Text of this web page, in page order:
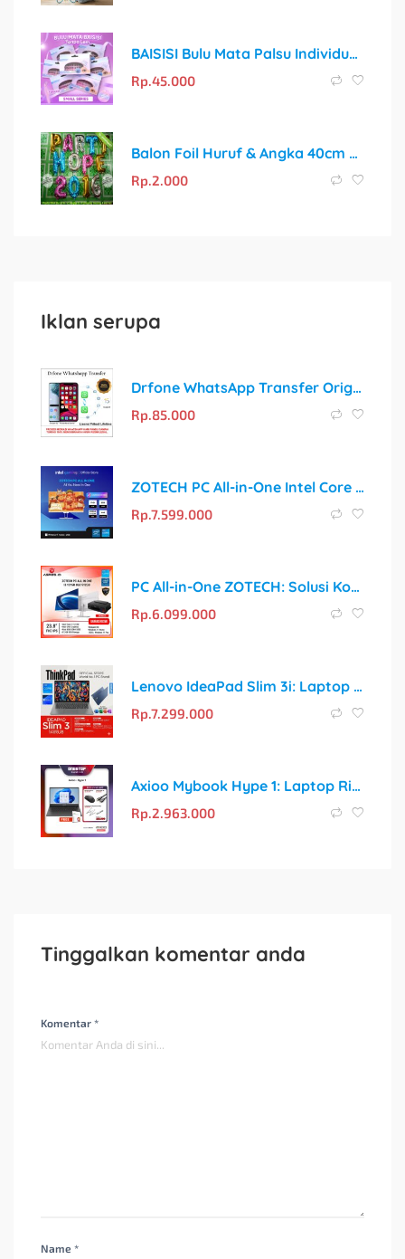
BAISISI Bulu Mata Palsu Individual Lashes Small Z Series All + Tweezer | Eyelash Extension Alami
Rp.45.000
Balon Foil Huruf & Angka 40cm untuk Dekorasi Acara Spesial
Rp.2.000
Iklan serupa
Drfone WhatsApp Transfer Original Lifetime
Rp.85.000
ZOTECH PC All-in-One Intel Core i5: Solusi Komputer Lengkap dan Elegan
Rp.7.599.000
PC All-in-One ZOTECH: Solusi Komputer Lengkap dengan Performa Optimal
Rp.6.099.000
Lenovo IdeaPad Slim 3i: Laptop Ringkas dengan Performa Tangguh dan Garansi Terpercaya
Rp.7.299.000
Axioo Mybook Hype 1: Laptop Ringkas dengan Performa Optimal untuk Aktivitas Harian
Rp.2.963.000
Tinggalkan komentar anda
Komentar *
Name *